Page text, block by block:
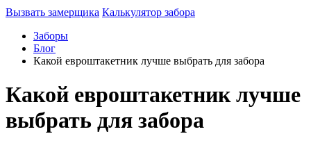
Вызвать замерщика Калькулятор забора
Заборы
Блог
Какой евроштакетник лучше выбрать для забора
Какой евроштакетник лучше
выбрать для забора